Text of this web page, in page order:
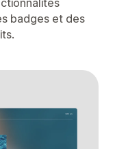
badges et des